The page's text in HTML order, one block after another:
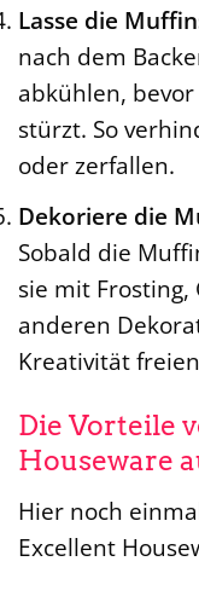
Lasse die
nach dem
abkühlen,
stürzt. So
oder zerfallen.
Dekoriere die
Sobald die
sie mit
anderen
Kreativität
Die Vorteile
Houseware
Hier noch
Excellent